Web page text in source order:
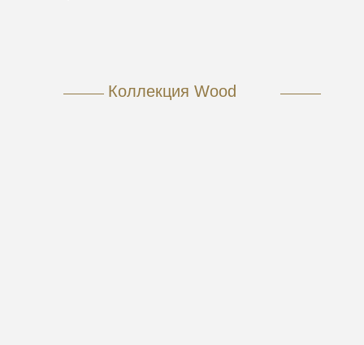
Коллекция Wood